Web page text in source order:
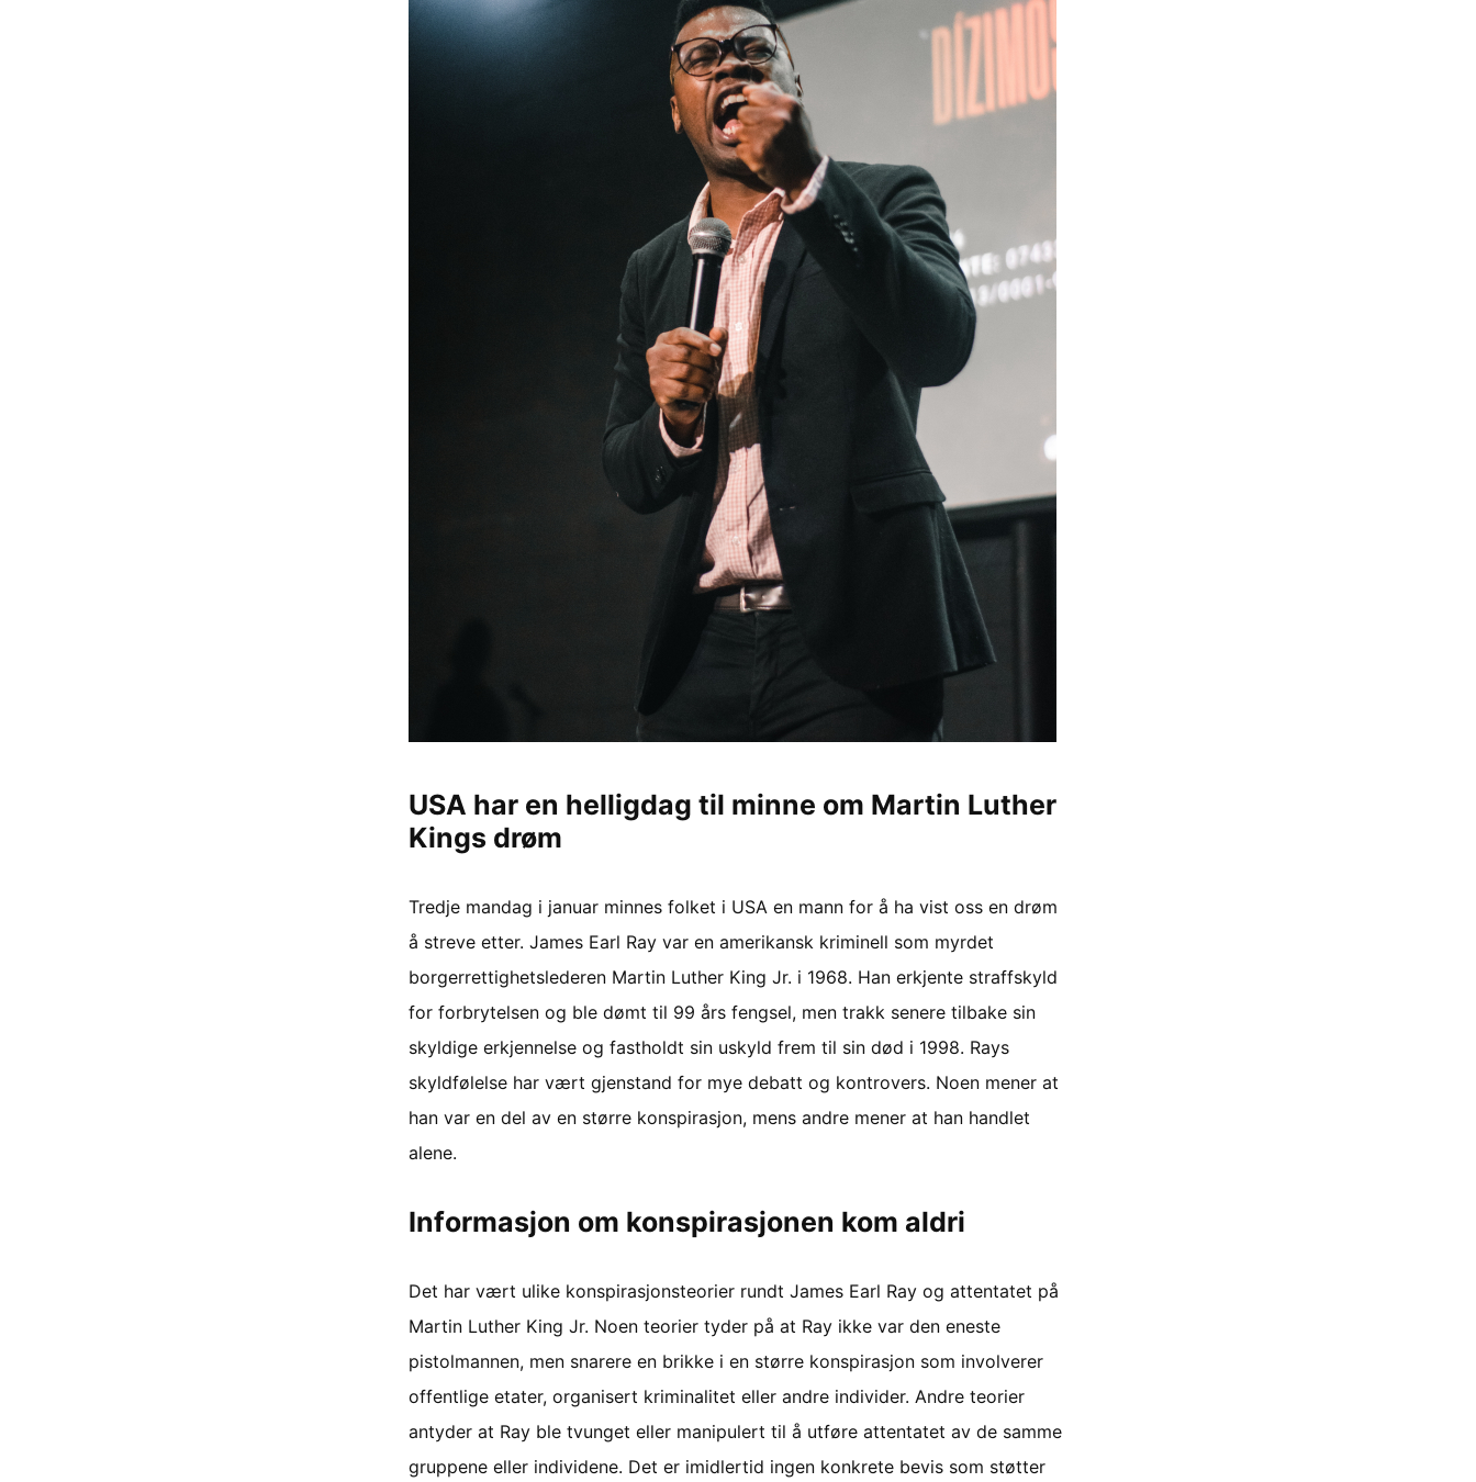
USA har en helligdag til minne om Martin Luther
Kings drøm
Tredje mandag i januar minnes folket i USA en mann for å ha vist oss en drøm
å streve etter. James Earl Ray var en amerikansk kriminell som myrdet
borgerrettighetslederen Martin Luther King Jr. i 1968. Han erkjente straffskyld
for forbrytelsen og ble dømt til 99 års fengsel, men trakk senere tilbake sin
skyldige erkjennelse og fastholdt sin uskyld frem til sin død i 1998. Rays
skyldfølelse har vært gjenstand for mye debatt og kontrovers. Noen mener at
han var en del av en større konspirasjon, mens andre mener at han handlet
alene.
Informasjon om konspirasjonen kom aldri
Det har vært ulike konspirasjonsteorier rundt James Earl Ray og attentatet på
Martin Luther King Jr. Noen teorier tyder på at Ray ikke var den eneste
pistolmannen, men snarere en brikke i en større konspirasjon som involverer
offentlige etater, organisert kriminalitet eller andre individer. Andre teorier
antyder at Ray ble tvunget eller manipulert til å utføre attentatet av de samme
gruppene eller individene. Det er imidlertid ingen konkrete bevis som støtter